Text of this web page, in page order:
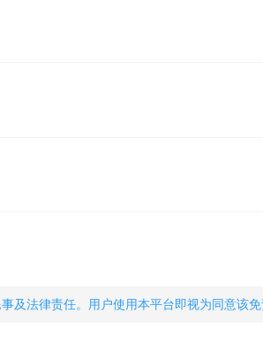
法律责任。用户使用本平台即视为同意该